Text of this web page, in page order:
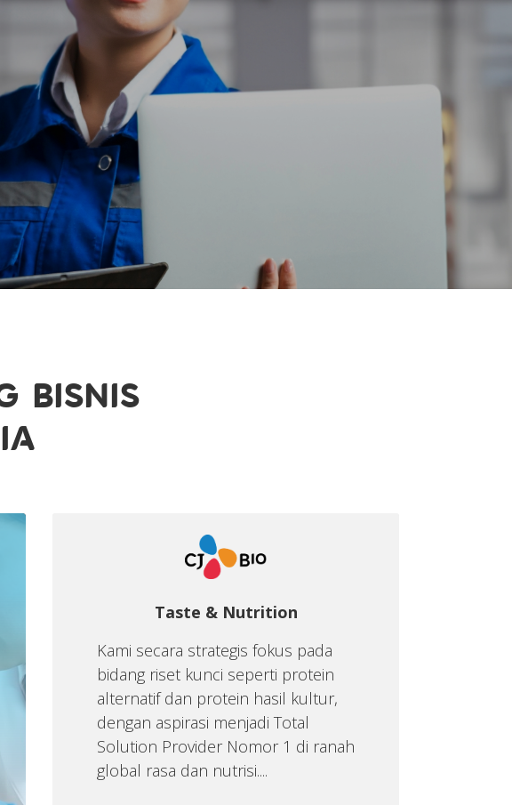
bisnis
Taste & Nutrition
Kami secara strategis fokus pada
bidang riset kunci seperti protein
alternatif dan protein hasil kultur,
dengan aspirasi menjadi Total
Solution Provider Nomor 1 di ranah
global rasa dan nutrisi....